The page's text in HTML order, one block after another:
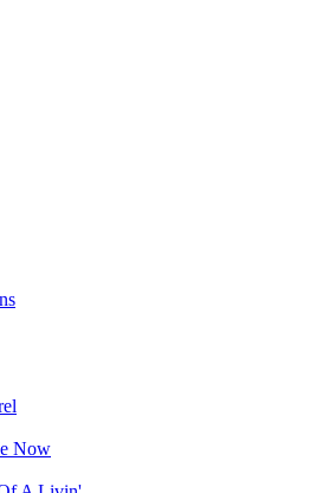
Now